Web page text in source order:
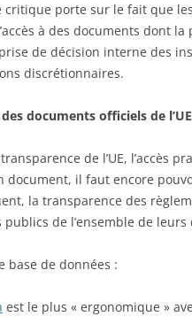
critique porte sur le fait que
à des documents dont
de décision interne des
discrétionnaires.
documents officiels de l’UE
de l’UE, l’accès
il faut encore
la transparence des
de l’ensemble de leurs
base de données :
est le plus « ergonomique »